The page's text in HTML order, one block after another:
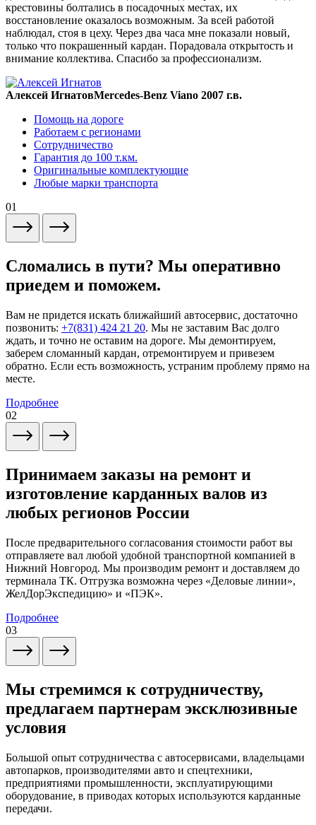
крестовины болтались в посадочных местах, их
восстановление оказалось возможным. За всей работой
наблюдал, стоя в цеху. Через два часа мне показали новый,
только что покрашенный кардан. Порадовала открытость и
внимание коллектива. Спасибо за профессионализм.
Алексей ИгнатовMercedes-Benz Viano 2007 г.в.
Помощь на дороге
Работаем с регионами
Сотрудничество
Гарантия до 100 т.км.
Оригинальные комплектующие
Любые марки транспорта
01
Сломались в пути? Мы оперативно
приедем и поможем.
Вам не придется искать ближайший автосервис, достаточно
позвонить: +7(831) 424 21 20. Мы не заставим Вас долго
ждать, и точно не оставим на дороге. Мы демонтируем,
заберем сломанный кардан, отремонтируем и привезем
обратно. Если есть возможность, устраним проблему прямо на
месте.
Подробнее
02
Принимаем заказы на ремонт и
изготовление карданных валов из
любых регионов России
После предварительного согласования стоимости работ вы
отправляете вал любой удобной транспортной компанией в
Нижний Новгород. Мы производим ремонт и доставляем до
терминала ТК. Отгрузка возможна через «Деловые линии»,
ЖелДорЭкспедицию» и «ПЭК».
Подробнее
03
Мы стремимся к сотрудничеству,
предлагаем партнерам эксклюзивные
условия
Большой опыт сотрудничества с автосервисами, владельцами
автопарков, производителями авто и спецтехники,
предприятиями промышленности, эксплуатирующими
оборудование, в приводах которых используются карданные
передачи.